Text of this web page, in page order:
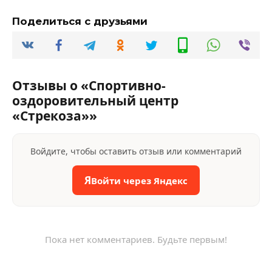
Поделиться с друзьями
Отзывы о «Спортивно-
оздоровительный центр
«Стрекоза»»
Войдите, чтобы оставить отзыв или комментарий
ЯВойти через Яндекс
Пока нет комментариев. Будьте первым!